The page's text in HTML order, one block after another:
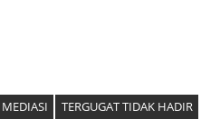
TERGUGAT TIDAK HADIR